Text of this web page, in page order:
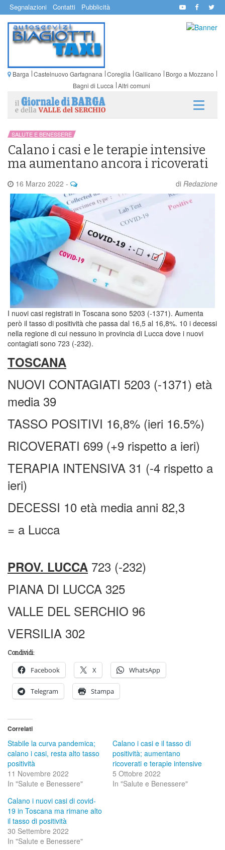
Segnalazioni Contatti Pubblicità
Barga Castelnuovo Garfagnana Coreglia Gallicano
Borgo a Mozzano
Bagni di Lucca Altri comuni
SALUTE E BENESSERE
Calano i casi e le terapie intensive
ma aumentano ancora i ricoverati
16 Marzo 2022 - di Redazione
I nuovi casi registrati in Toscana sono 5203 (-1371). Aumenta
però il tasso di positività che passa dal 16,5 al 16,8%. 10 i decessi
nella regione di cui nessuno in provincia di Lucca dove i nuovi
contagiati sono 723 (-232).
TOSCANA
NUOVI CONTAGIATI 5203 (-1371) età
media 39
TASSO POSITIVI 16,8% (ieri 16.5%)
RICOVERATI 699 (+9 rispetto a ieri)
TERAPIA INTENSIVA 31 (-4 rispetto a
ieri)
DECESSI 10 età media anni 82,3
= a Lucca
PROV. LUCCA 723 (-232)
PIANA DI LUCCA 325
VALLE DEL SERCHIO 96
VERSILIA 302
Condividi:
Facebook X WhatsApp
Telegram Stampa
Correlati
Stabile la curva pandemica;
calano i casi, resta alto tasso
positività
11 Novembre 2022
In "Salute e Benessere"
Calano i casi e il tasso di
positività; aumentano
ricoverati e terapie intensive
5 Ottobre 2022
In "Salute e Benessere"
Calano i nuovi casi di covid-
19 in Toscana ma rimane alto
il tasso di positività
30 Settembre 2022
In "Salute e Benessere"